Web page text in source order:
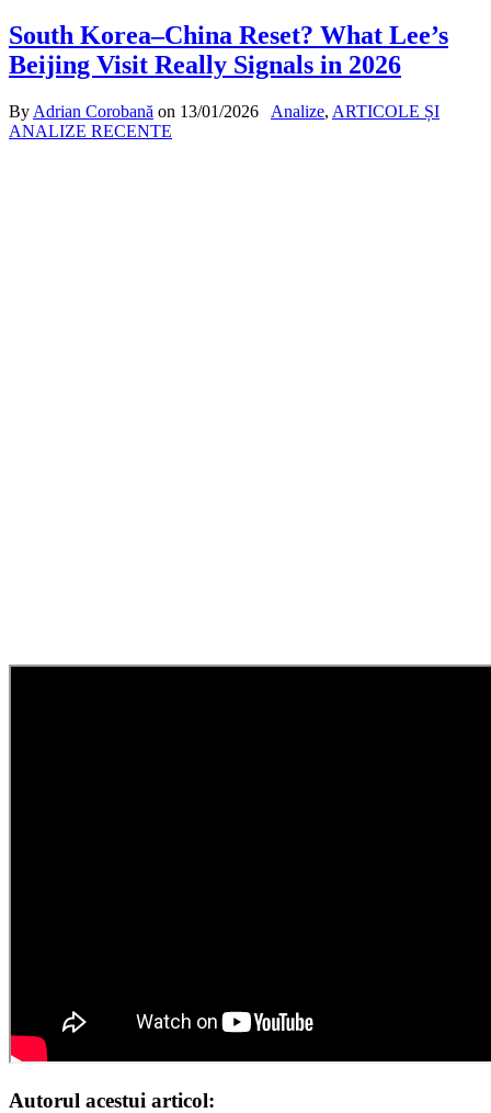
South Korea–China Reset? What Lee’s
Beijing Visit Really Signals in 2026
By Adrian Corobană on 13/01/2026 Analize, ARTICOLE ȘI
ANALIZE RECENTE
Autorul acestui articol: